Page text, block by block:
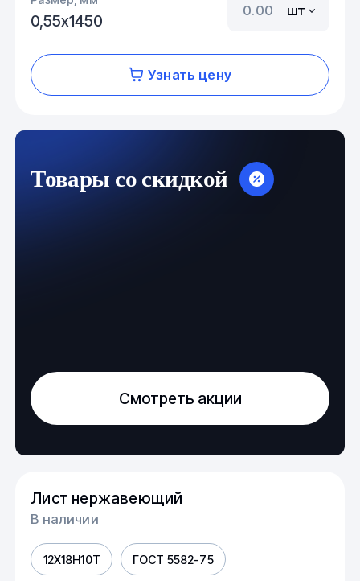
0,55х1450
шт
Узнать цену
Товары со скидкой
Смотреть акции
Лист нержавеющий
В наличии
12Х18Н10Т ГОСТ 5582-75